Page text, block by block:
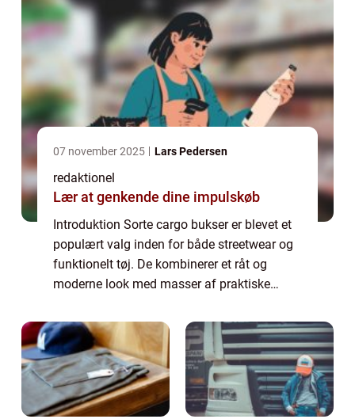
07 november 2025 Lars Pedersen
redaktionel
Lær at genkende dine impulskøb
Introduktion Sorte cargo bukser er blevet et
populært valg inden for både streetwear og
funktionelt tøj. De kombinerer et råt og
moderne look med masser af praktiske
dig en dybdegående indsigt i, hvad der ...